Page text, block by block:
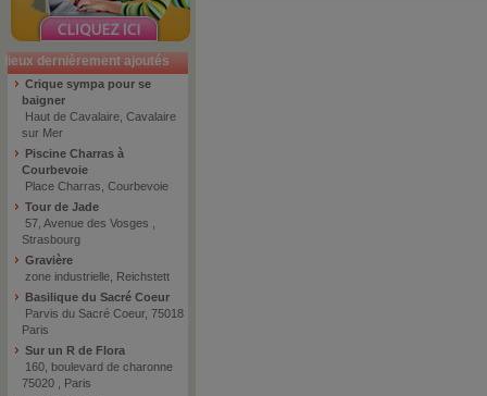
lieux dernièrement ajoutés
Crique sympa pour se
baigner
Haut de Cavalaire, Cavalaire
sur Mer
Piscine Charras à
Courbevoie
Place Charras, Courbevoie
Tour de Jade
57, Avenue des Vosges ,
Strasbourg
Gravière
zone industrielle, Reichstett
Basilique du Sacré Coeur
Parvis du Sacré Coeur, 75018
Paris
Sur un R de Flora
160, boulevard de charonne
75020 , Paris